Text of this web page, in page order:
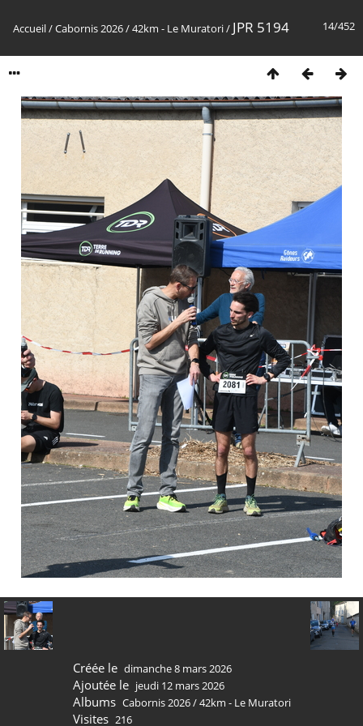
14/452
Accueil/Cabornis 2026/42km - Le Muratori/ JPR 5194
Créée le dimanche 8 mars 2026
Ajoutée le jeudi 12 mars 2026
Albums Cabornis 2026/42km - Le Muratori
Visites 216